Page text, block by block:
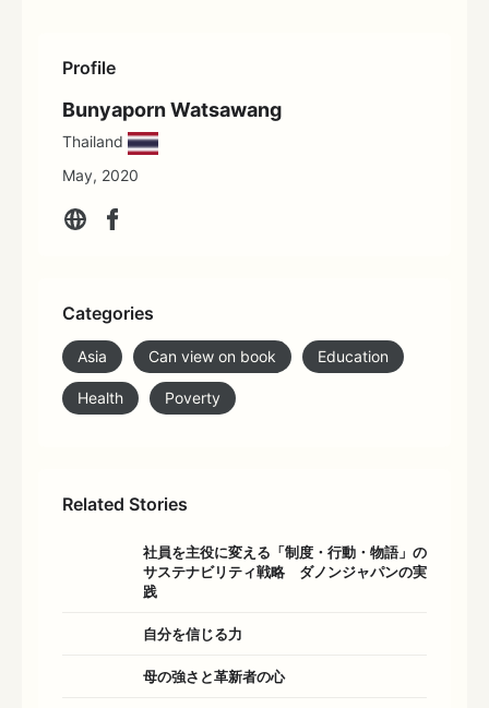
Profile
Bunyaporn Watsawang
Thailand
May, 2020
Categories
Asia Can view on book Education
Health Poverty
Related Stories
社員を主役に変える「制度・行動・物語」の
サステナビリティ戦略 ダノンジャパンの実
践
自分を信じる力
母の強さと革新者の心